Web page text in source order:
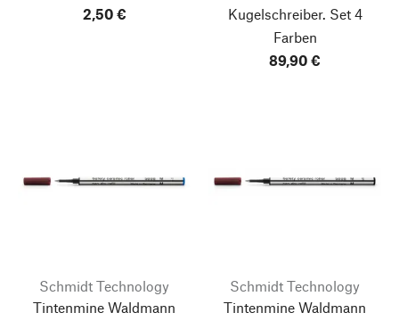
2,50 €
Kugelschreiber. Set 4
Farben
89,90 €
Schmidt Technology
Tintenmine Waldmann
Schmidt Technology
Tintenmine Waldmann